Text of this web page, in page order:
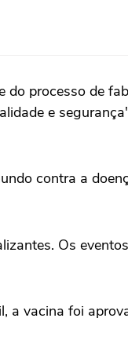
processo de
e
contra a
Os
vacina foi